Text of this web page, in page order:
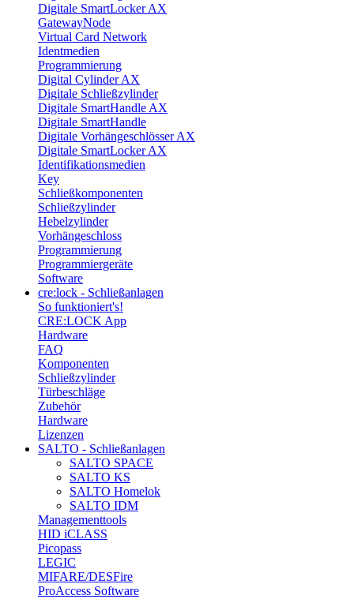
Digitale SmartLocker AX
GatewayNode
Virtual Card Network
Identmedien
Programmierung
Digital Cylinder AX
Digitale Schließzylinder
Digitale SmartHandle AX
Digitale SmartHandle
Digitale Vorhängeschlösser AX
Digitale SmartLocker AX
Identifikationsmedien
Key
Schließkomponenten
Schließzylinder
Hebelzylinder
Vorhängeschloss
Programmierung
Programmiergeräte
Software
cre:lock - Schließanlagen
So funktioniert's!
CRE:LOCK App
Hardware
FAQ
Komponenten
Schließzylinder
Türbeschläge
Zubehör
Hardware
Lizenzen
SALTO - Schließanlagen
SALTO SPACE
SALTO KS
SALTO Homelok
SALTO IDM
Managementtools
HID iCLASS
Picopass
LEGIC
MIFARE/DESFire
ProAccess Software